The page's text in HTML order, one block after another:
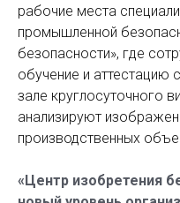
рабочие места
промышленной
безопасности», где
обучение и
зале круглосуточного
анализируют
производственных
«Центр изобретения